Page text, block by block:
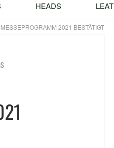
HEADS LEAT
2021 BESTÄTIGT